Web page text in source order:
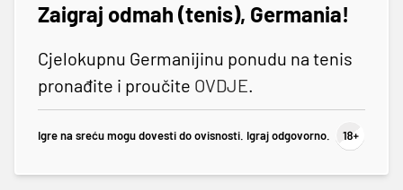
Zaigraj odmah (tenis), Germania!
Cjelokupnu Germanijinu ponudu na tenis
pronađite i proučite OVDJE.
Igre na sreću mogu dovesti do ovisnosti. Igraj odgovorno.